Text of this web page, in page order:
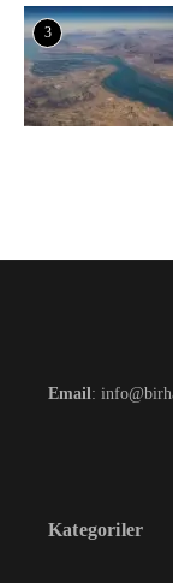
3
Email:
Kategoriler